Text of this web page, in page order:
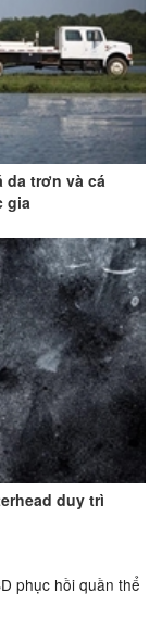
da trơn và cá
gia
duy trì
phục hồi quần thể